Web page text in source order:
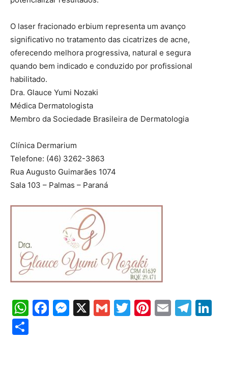
O laser fracionado erbium representa um avanço
significativo no tratamento das cicatrizes de acne,
oferecendo melhora progressiva, natural e segura
quando bem indicado e conduzido por profissional
habilitado.
Dra. Glauce Yumi Nozaki
Médica Dermatologista
Membro da Sociedade Brasileira de Dermatologia
Clínica Dermarium
Telefone: (46) 3262-3863
Rua Augusto Guimarães 1074
Sala 103 – Palmas – Paraná
WhatsApp
Facebook
Messenger
X GmailTwitter
Pinterest
Email